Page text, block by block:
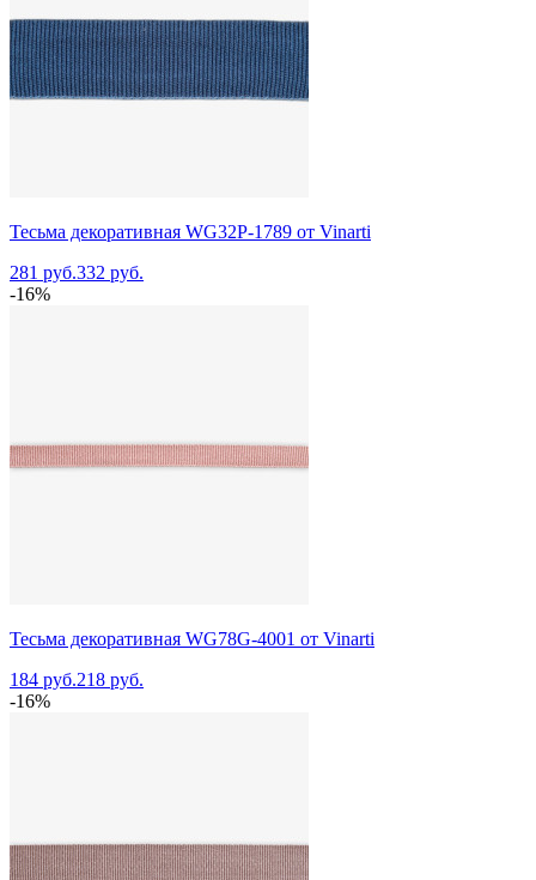
Тесьма декоративная WG32P-1789 от Vinarti
281 руб.332 руб.
-16%
Тесьма декоративная WG78G-4001 от Vinarti
184 руб.218 руб.
-16%